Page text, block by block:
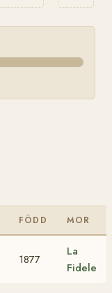
FÖDD MOR
1877
La
Fidele